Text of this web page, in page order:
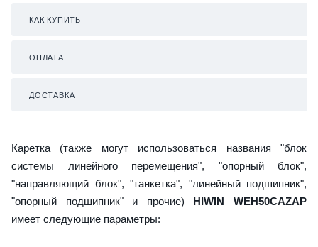
КАК КУПИТЬ
ОПЛАТА
ДОСТАВКА
Каретка (также могут использоваться названия "блок
системы линейного перемещения", "опорный блок",
"направляющий блок", "танкетка", "линейный подшипник",
"опорный подшипник" и прочие) HIWIN WEH50CAZAP
имеет следующие параметры: